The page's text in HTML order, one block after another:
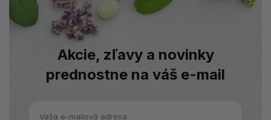
Akcie, zľavy a novinky
prednostne na váš e-mail